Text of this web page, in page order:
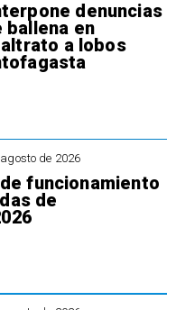
denuncias
ballena en
a lobos
de 2026
funcionamiento
de